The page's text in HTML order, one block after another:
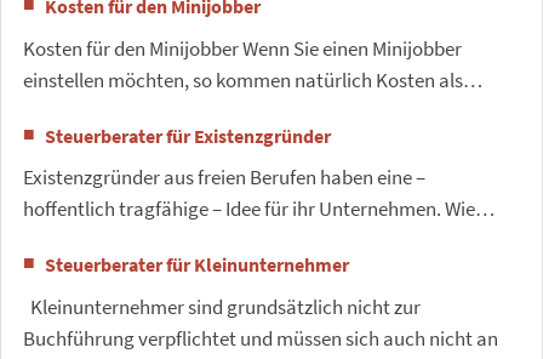
Kosten für den Minijobber
Kosten für den Minijobber Wenn Sie einen Minijobber
einstellen möchten, so kommen natürlich Kosten als…
Steuerberater für Existenzgründer
Existenzgründer aus freien Berufen haben eine –
hoffentlich tragfähige – Idee für ihr Unternehmen. Wie…
Steuerberater für Kleinunternehmer
Kleinunternehmer sind grundsätzlich nicht zur
Buchführung verpflichtet und müssen sich auch nicht an